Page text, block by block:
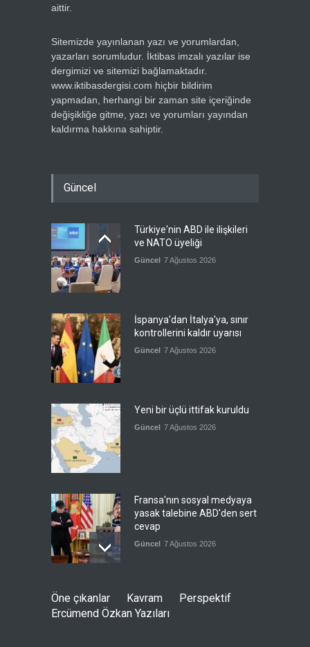
aittir.
Sitemizde yayınlanan yazı ve yorumlardan,
yazarları sorumludur. İktibas imzalı yazılar ise
dergimizi ve sitemizi bağlamaktadır.
www.iktibasdergisi.com hiçbir bildirim
yapmadan, herhangi bir zaman site içeriğinde
değişikliğe gitme, yazı ve yorumları yayından
kaldırma hakkına sahiptir.
Güncel
Türkiye'nin ABD ile ilişkileri
ve NATO üyeliği
Güncel 7 Ağustos 2026
İspanya'dan İtalya'ya, sınır
kontrollerini kaldır uyarısı
Güncel 7 Ağustos 2026
Yeni bir üçlü ittifak kuruldu
Güncel 7 Ağustos 2026
Fransa'nın sosyal medyaya
yasak talebine ABD'den sert
cevap
Güncel 7 Ağustos 2026
devrede
Öne çıkanlar Kavram
Perspektif
Ercümend Özkan Yazıları